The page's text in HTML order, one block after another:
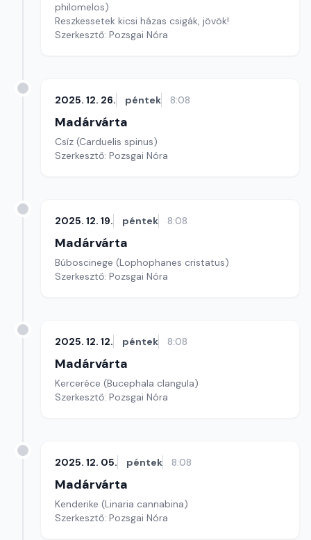
philomelos)
Reszkessetek kicsi házas csigák, jövök!
Szerkesztő: Pozsgai Nóra
2025. 12. 26. péntek 8:08
Madárvárta
Csíz (Carduelis spinus)
Szerkesztő: Pozsgai Nóra
2025. 12. 19. péntek 8:08
Madárvárta
Búboscinege (Lophophanes cristatus)
Szerkesztő: Pozsgai Nóra
2025. 12. 12. péntek 8:08
Madárvárta
Kerceréce (Bucephala clangula)
Szerkesztő: Pozsgai Nóra
2025. 12. 05. péntek 8:08
Madárvárta
Kenderike (Linaria cannabina)
Szerkesztő: Pozsgai Nóra